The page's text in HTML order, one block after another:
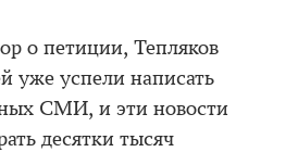
о петиции, Тепляков
уже успели написать
СМИ, и эти новости
десятки тысяч